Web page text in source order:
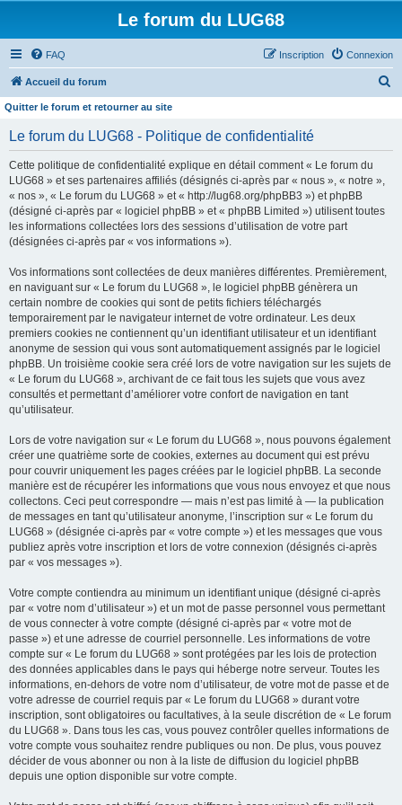
Le forum du LUG68
FAQ Connexion
Inscription
Accueil du forum
Quitter le forum et retourner au site
Le forum du LUG68 - Politique de confidentialité
Cette politique de confidentialité explique en détail comment « Le forum du
LUG68 » et ses partenaires affiliés (désignés ci-après par « nous », « notre »,
« nos », « Le forum du LUG68 » et « http://lug68.org/phpBB3 ») et phpBB
(désigné ci-après par « logiciel phpBB » et « phpBB Limited ») utilisent toutes
les informations collectées lors des sessions d’utilisation de votre part
(désignées ci-après par « vos informations »).
Vos informations sont collectées de deux manières différentes. Premièrement,
en naviguant sur « Le forum du LUG68 », le logiciel phpBB génèrera un
certain nombre de cookies qui sont de petits fichiers téléchargés
temporairement par le navigateur internet de votre ordinateur. Les deux
premiers cookies ne contiennent qu’un identifiant utilisateur et un identifiant
anonyme de session qui vous sont automatiquement assignés par le logiciel
phpBB. Un troisième cookie sera créé lors de votre navigation sur les sujets de
« Le forum du LUG68 », archivant de ce fait tous les sujets que vous avez
consultés et permettant d’améliorer votre confort de navigation en tant
qu’utilisateur.
Lors de votre navigation sur « Le forum du LUG68 », nous pouvons également
créer une quatrième sorte de cookies, externes au document qui est prévu
pour couvrir uniquement les pages créées par le logiciel phpBB. La seconde
manière est de récupérer les informations que vous nous envoyez et que nous
collectons. Ceci peut correspondre — mais n’est pas limité à — la publication
de messages en tant qu’utilisateur anonyme, l’inscription sur « Le forum du
LUG68 » (désignée ci-après par « votre compte ») et les messages que vous
publiez après votre inscription et lors de votre connexion (désignés ci-après
par « vos messages »).
Votre compte contiendra au minimum un identifiant unique (désigné ci-après
par « votre nom d’utilisateur ») et un mot de passe personnel vous permettant
de vous connecter à votre compte (désigné ci-après par « votre mot de
passe ») et une adresse de courriel personnelle. Les informations de votre
compte sur « Le forum du LUG68 » sont protégées par les lois de protection
des données applicables dans le pays qui héberge notre serveur. Toutes les
informations, en-dehors de votre nom d’utilisateur, de votre mot de passe et de
votre adresse de courriel requis par « Le forum du LUG68 » durant votre
inscription, sont obligatoires ou facultatives, à la seule discrétion de « Le forum
du LUG68 ». Dans tous les cas, vous pouvez contrôler quelles informations de
votre compte vous souhaitez rendre publiques ou non. De plus, vous pouvez
décider de vous abonner ou non à la liste de diffusion du logiciel phpBB
depuis une option disponible sur votre compte.